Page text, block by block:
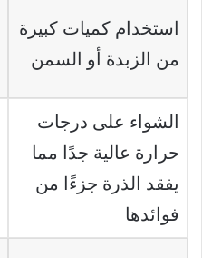
استخدام كميات كبيرة
من الزبدة أو السمن
الشواء على درجات
حرارة عالية جدًا مما
يفقد الذرة جزءًا من
فوائدها